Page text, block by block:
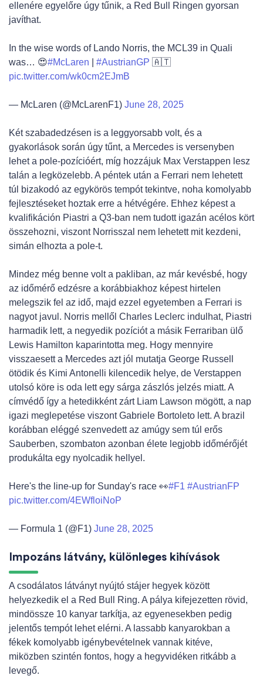
ellenére egyelőre úgy tűnik, a Red Bull Ringen gyorsan
javíthat.
In the wise words of Lando Norris, the MCL39 in Quali
was… 😍#McLaren #AustrianGP 🇦🇹
pic.twitter.com/wk0cm2EJmB
— McLaren (@McLarenF1) June 28, 2025
Két szabadedzésen is a leggyorsabb volt, és a
gyakorlások során úgy tűnt, a Mercedes is versenyben
lehet a pole-pozícióért, míg hozzájuk Max Verstappen lesz
talán a legközelebb. A péntek után a Ferrari nem lehetett
túl bizakodó az egykörös tempót tekintve, noha komolyabb
fejlesztéseket hoztak erre a hétvégére. Ehhez képest a
kvalifikáción Piastri a Q3-ban nem tudott igazán acélos kört
összehozni, viszont Norrisszal nem lehetett mit kezdeni,
simán elhozta a pole-t.
Mindez még benne volt a pakliban, az már kevésbé, hogy
az időmérő edzésre a korábbiakhoz képest hirtelen
melegszik fel az idő, majd ezzel egyetemben a Ferrari is
nagyot javul. Norris mellől Charles Leclerc indulhat, Piastri
harmadik lett, a negyedik pozíciót a másik Ferrariban ülő
Lewis Hamilton kaparintotta meg. Hogy mennyire
visszaesett a Mercedes azt jól mutatja George Russell
ötödik és Kimi Antonelli kilencedik helye, de Verstappen
utolsó köre is oda lett egy sárga zászlós jelzés miatt. A
címvédő így a hetedikként zárt Liam Lawson mögött, a nap
igazi meglepetése viszont Gabriele Bortoleto lett. A brazil
korábban eléggé szenvedett az amúgy sem túl erős
Sauberben, szombaton azonban élete legjobb időmérőjét
produkálta egy nyolcadik hellyel.
Here's the line-up for Sunday's race 👀#F1 #AustrianFP
pic.twitter.com/4EWfloiNoP
— Formula 1 (@F1) June 28, 2025
Impozáns látvány, különleges kihívások
A csodálatos látványt nyújtó stájer hegyek között
helyezkedik el a Red Bull Ring. A pálya kifejezetten rövid,
mindössze 10 kanyar tarkítja, az egyenesekben pedig
jelentős tempót lehet elérni. A lassabb kanyarokban a
fékek komolyabb igénybevételnek vannak kitéve,
miközben szintén fontos, hogy a hegyvidéken ritkább a
levegő.